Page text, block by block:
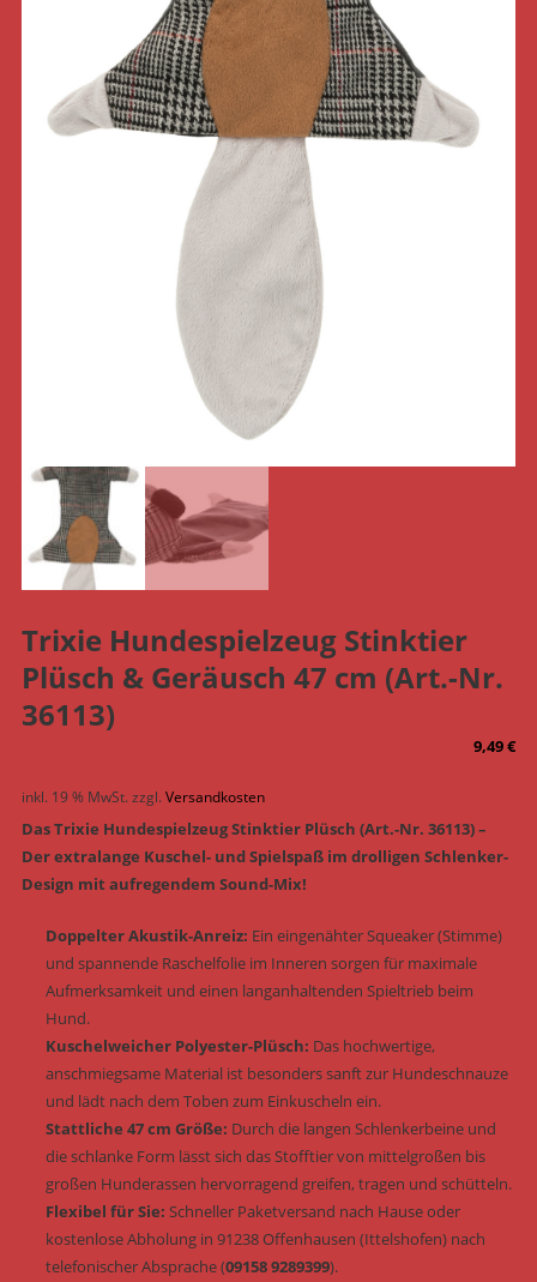
Trixie Hundespielzeug Stinktier
Plüsch & Geräusch 47 cm (Art.-Nr.
36113)
9,49€
inkl. 19 % MwSt. zzgl. Versandkosten
Das Trixie Hundespielzeug Stinktier Plüsch (Art.-Nr. 36113) –
Der extralange Kuschel- und Spielspaß im drolligen Schlenker-
Design mit aufregendem Sound-Mix!
Doppelter Akustik-Anreiz: Ein eingenähter Squeaker (Stimme)
und spannende Raschelfolie im Inneren sorgen für maximale
Aufmerksamkeit und einen langanhaltenden Spieltrieb beim
Hund.
Kuschelweicher Polyester-Plüsch: Das hochwertige,
anschmiegsame Material ist besonders sanft zur Hundeschnauze
und lädt nach dem Toben zum Einkuscheln ein.
Stattliche 47 cm Größe: Durch die langen Schlenkerbeine und
die schlanke Form lässt sich das Stofftier von mittelgroßen bis
großen Hunderassen hervorragend greifen, tragen und schütteln.
Flexibel für Sie: Schneller Paketversand nach Hause oder
kostenlose Abholung in 91238 Offenhausen (Ittelshofen) nach
telefonischer Absprache (09158 9289399).